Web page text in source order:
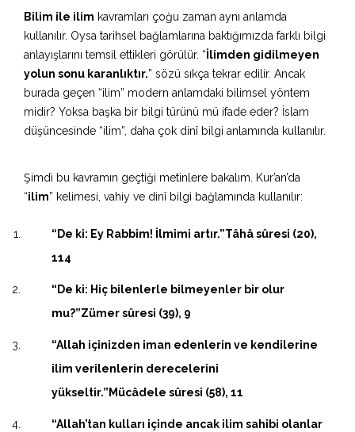
Bilim ile ilim kavramları çoğu zaman aynı anlamda
kullanılır. Oysa tarihsel bağlamlarına baktığımızda farklı bilgi
anlayışlarını temsil ettikleri görülür. “İlimden gidilmeyen
yolun sonu karanlıktır.” sözü sıkça tekrar edilir. Ancak
burada geçen “ilim” modern anlamdaki bilimsel yöntem
midir? Yoksa başka bir bilgi türünü mü ifade eder? İslam
düşüncesinde “ilim”, daha çok dinî bilgi anlamında kullanılır.
Şimdi bu kavramın geçtiği metinlere bakalım. Kur’an’da
“ilim” kelimesi, vahiy ve dinî bilgi bağlamında kullanılır:
“De ki: Ey Rabbim! İlmimi artır.”Tâhâ sûresi (20),
114
“De ki: Hiç bilenlerle bilmeyenler bir olur
mu?”Zümer sûresi (39), 9
“Allah içinizden iman edenlerin ve kendilerine
ilim verilenlerin derecelerini
yükseltir.”Mücâdele sûresi (58), 11
“Allah’tan kulları içinde ancak ilim sahibi olanlar